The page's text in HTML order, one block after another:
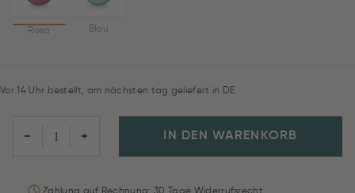
Rosa Blau
Vor 14 Uhr bestellt, am nächsten tag geliefert in DE
− + IN DEN WARENKORB